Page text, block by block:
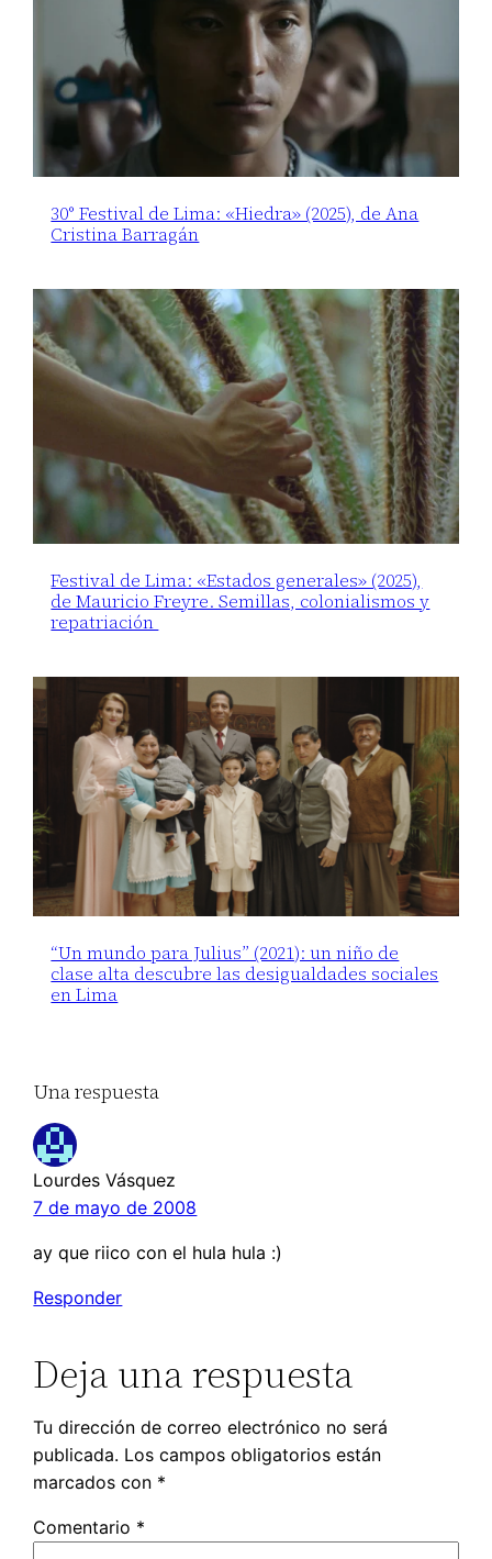
30° Festival de Lima: «Hiedra» (2025), de Ana
Cristina Barragán
Festival de Lima: «Estados generales» (2025),
de Mauricio Freyre. Semillas, colonialismos y
repatriación
“Un mundo para Julius” (2021): un niño de
clase alta descubre las desigualdades sociales
en Lima
Una respuesta
Lourdes Vásquez
7 de mayo de 2008
ay que riico con el hula hula :)
Responder
Deja una respuesta
Tu dirección de correo electrónico no será
publicada. Los campos obligatorios están
marcados con *
Comentario *